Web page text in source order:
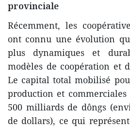
provinciale
Récemment, les
ont connu une évolution
plus dynamiques et
modèles de coopération et
Le capital total mobilisé
production et
500 milliards de dôngs
de dollars), ce qui